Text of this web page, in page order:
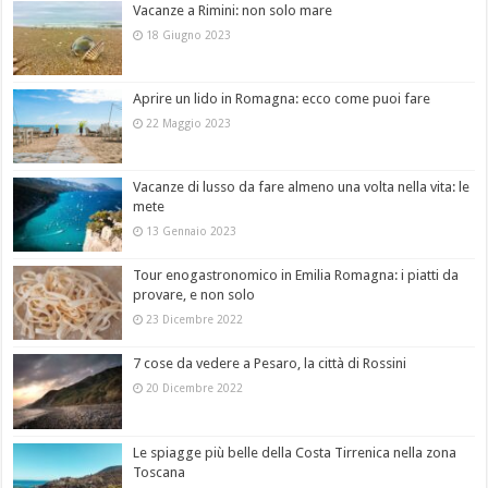
Vacanze a Rimini: non solo mare
18 Giugno 2023
Aprire un lido in Romagna: ecco come puoi fare
22 Maggio 2023
Vacanze di lusso da fare almeno una volta nella vita: le
mete
13 Gennaio 2023
Tour enogastronomico in Emilia Romagna: i piatti da
provare, e non solo
23 Dicembre 2022
7 cose da vedere a Pesaro, la città di Rossini
20 Dicembre 2022
Le spiagge più belle della Costa Tirrenica nella zona
Toscana